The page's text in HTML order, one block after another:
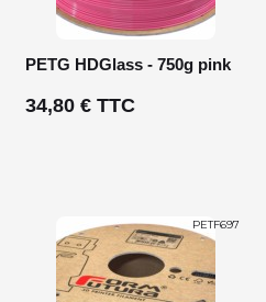
PETG HDGlass - 750g pink
34,80 € TTC
PETF697